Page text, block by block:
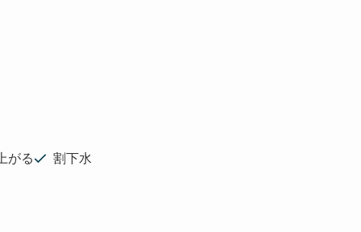
がる
割下水